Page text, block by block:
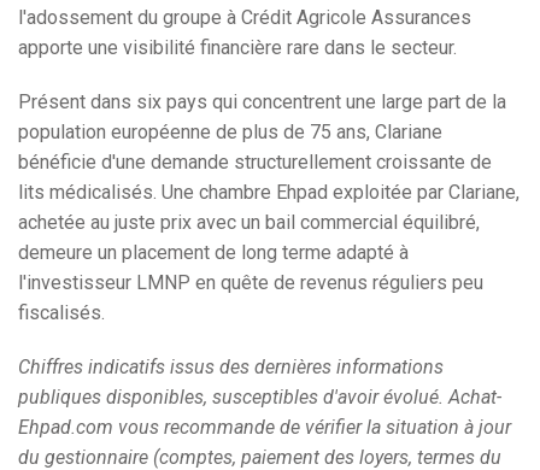
l'adossement du groupe à Crédit Agricole Assurances
apporte une visibilité financière rare dans le secteur.
Présent dans six pays qui concentrent une large part de la
population européenne de plus de 75 ans, Clariane
bénéficie d'une demande structurellement croissante de
lits médicalisés. Une chambre Ehpad exploitée par Clariane,
achetée au juste prix avec un bail commercial équilibré,
demeure un placement de long terme adapté à
l'investisseur LMNP en quête de revenus réguliers peu
fiscalisés.
Chiffres indicatifs issus des dernières informations
publiques disponibles, susceptibles d'avoir évolué. Achat-
Ehpad.com vous recommande de vérifier la situation à jour
du gestionnaire (comptes, paiement des loyers, termes du